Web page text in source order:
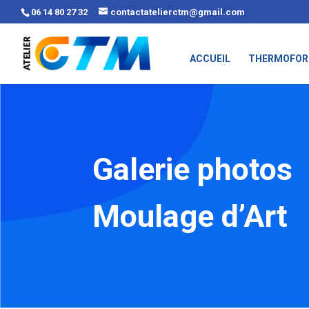
06 14 80 27 32 contactatelierctm@gmail.com
ACCUEIL
Galerie photos
Moulage d’Art